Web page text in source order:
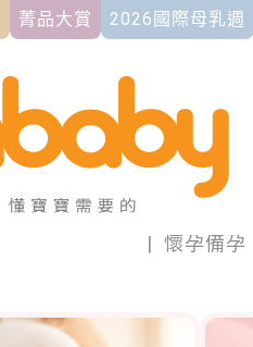
菁品大賞 2026國際母乳週
| 懷孕備孕